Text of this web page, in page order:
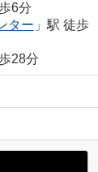
6分
ター 」駅 徒歩
28分